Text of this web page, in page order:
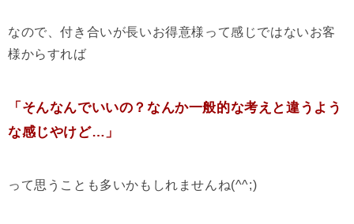
なので、付き合いが長いお得意様って感じではないお客
様からすれば
「そんなんでいいの？なんか一般的な考えと違うよう
な感じやけど…」
って思うことも多いかもしれませんね(^^;)